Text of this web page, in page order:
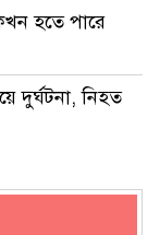
হতে পারে
দুর্ঘটনা, নিহত